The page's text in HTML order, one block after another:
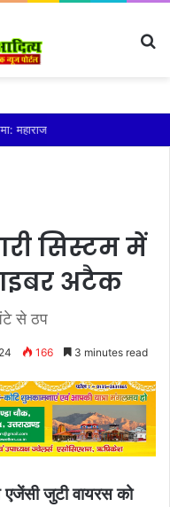
सिस्टम में
अटैक
से ठप
166 3 minutes read
एजेंसी जुटी वायरस को